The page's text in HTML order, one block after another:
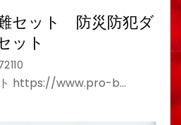
セット 防災防犯ダ
ット
ト https://www.pro-b…